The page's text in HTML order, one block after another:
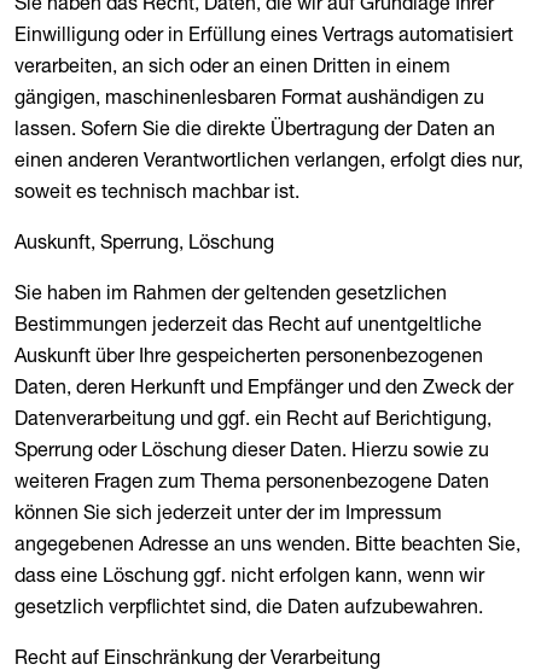
Einwilligung oder in Erfüllung eines Vertrags automatisiert
verarbeiten, an sich oder an einen Dritten in einem
gängigen, maschinenlesbaren Format aushändigen zu
lassen. Sofern Sie die direkte Übertragung der Daten an
einen anderen Verantwortlichen verlangen, erfolgt dies nur,
soweit es technisch machbar ist.
Auskunft, Sperrung, Löschung
Sie haben im Rahmen der geltenden gesetzlichen
Bestimmungen jederzeit das Recht auf unentgeltliche
Auskunft über Ihre gespeicherten personenbezogenen
Daten, deren Herkunft und Empfänger und den Zweck der
Datenverarbeitung und ggf. ein Recht auf Berichtigung,
Sperrung oder Löschung dieser Daten. Hierzu sowie zu
weiteren Fragen zum Thema personenbezogene Daten
können Sie sich jederzeit unter der im Impressum
angegebenen Adresse an uns wenden. Bitte beachten Sie,
dass eine Löschung ggf. nicht erfolgen kann, wenn wir
gesetzlich verpflichtet sind, die Daten aufzubewahren.
Recht auf Einschränkung der Verarbeitung